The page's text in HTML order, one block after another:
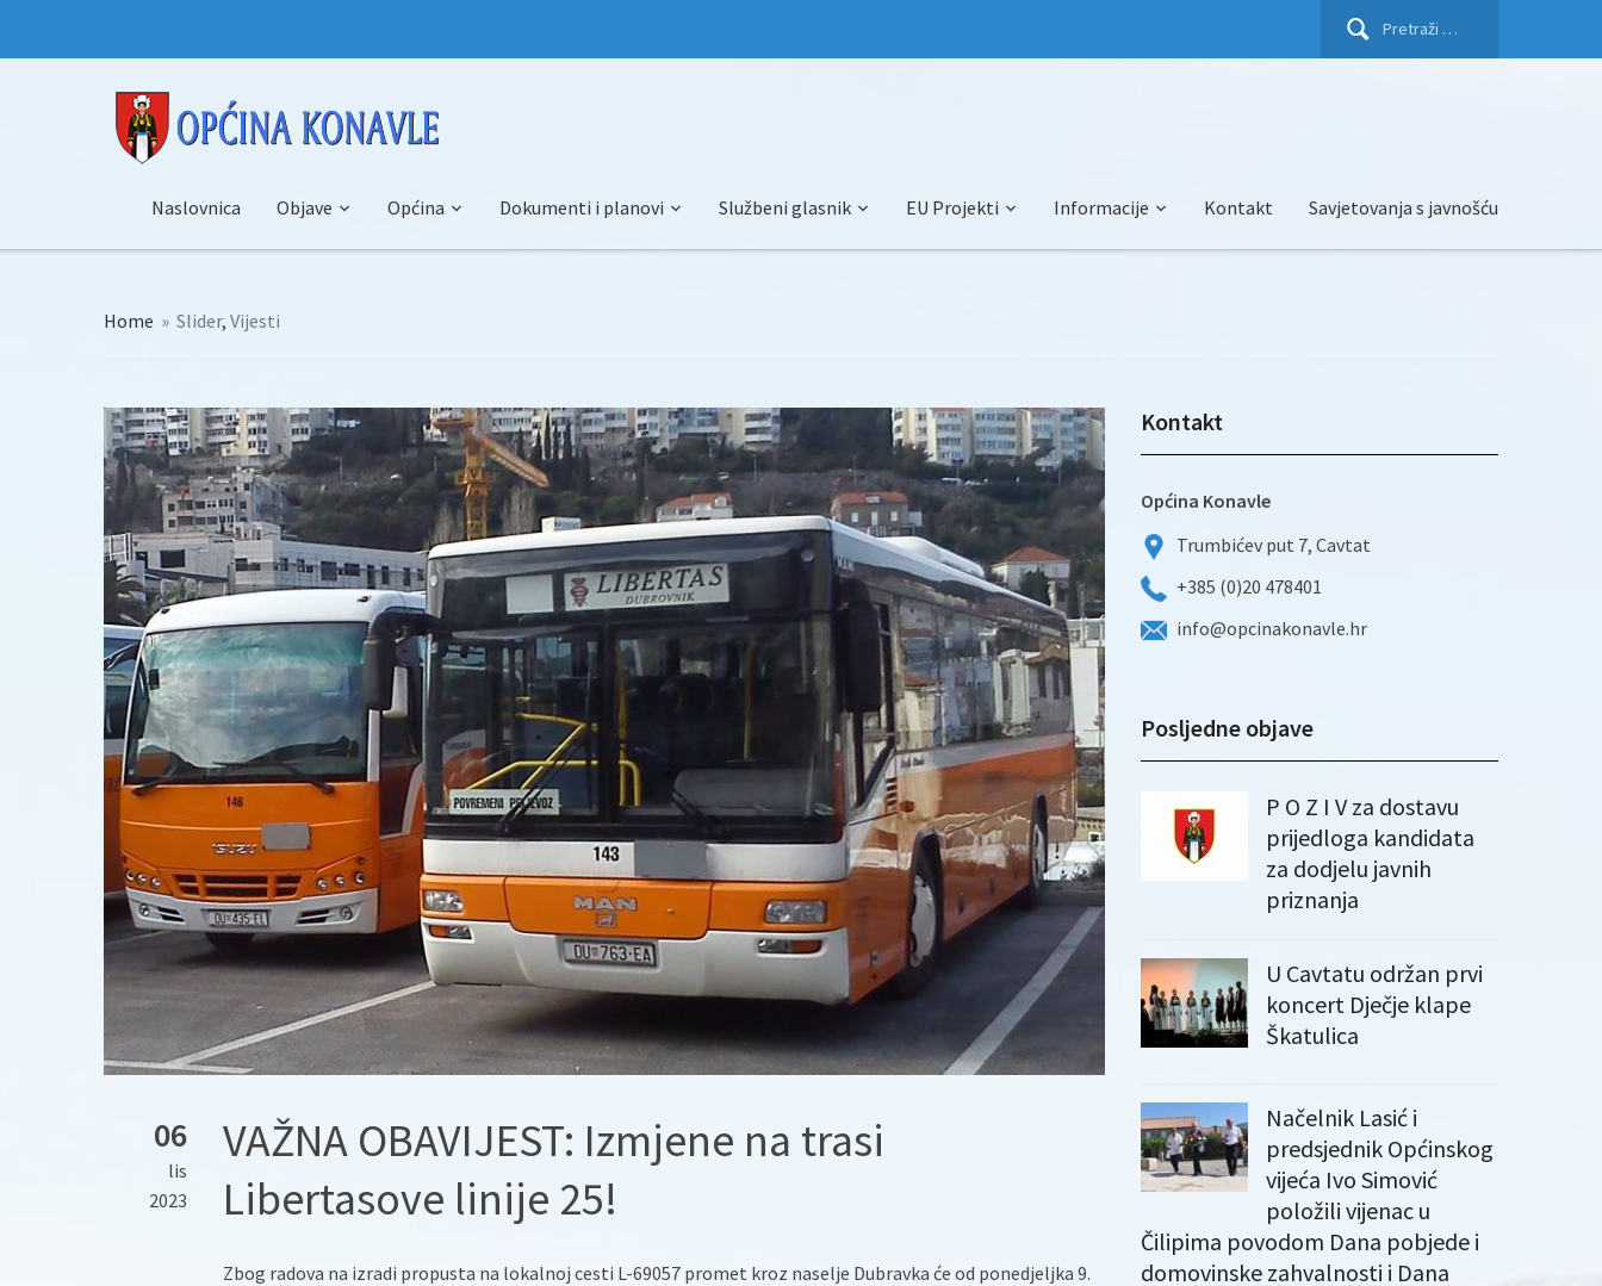
Pretraži:
Naslovnica Objave Općina Dokumenti i planovi Službeni glasnik EU Projekti Informacije Kontakt Savjetovanja s javnošću
Home » Slider, Vijesti
06
lis
2023
VAŽNA OBAVIJEST: Izmjene na trasi
Libertasove linije 25!
Zbog radova na izradi propusta na lokalnoj cesti L-69057 promet kroz naselje Dubravka će od ponedjeljka 9.
Kontakt
Općina Konavle
Trumbićev put 7, Cavtat
+385 (0)20 478401
info@opcinakonavle.hr
Posljedne objave
P O Z I V za dostavu
prijedloga kandidata
za dodjelu javnih
priznanja
U Cavtatu održan prvi
koncert Dječje klape
Škatulica
Načelnik Lasić i
predsjednik Općinskog
vijeća Ivo Simović
položili vijenac u
Čilipima povodom Dana pobjede i
domovinske zahvalnosti i Dana